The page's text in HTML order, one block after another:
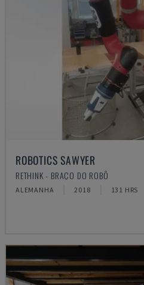
ROBOTICS SAWYER
RETHINK - BRAÇO DO ROBÔ
ALEMANHA 2018 131 HRS